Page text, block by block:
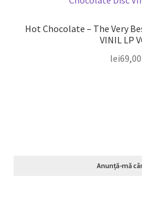
Hot Chocolate – The Very
lei69,00
Anunță-mă